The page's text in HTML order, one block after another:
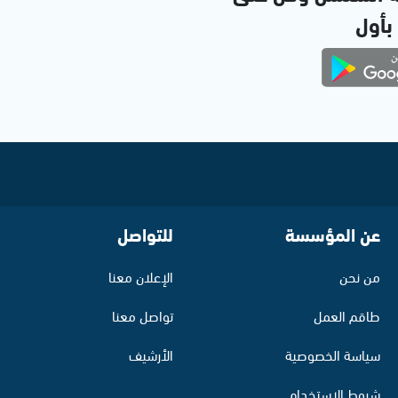
بأول
عن المؤسسة
من نحن
طاقم العمل
سياسة الخصوصية
للتواصل
الإعلان معنا
تواصل معنا
الأرشيف